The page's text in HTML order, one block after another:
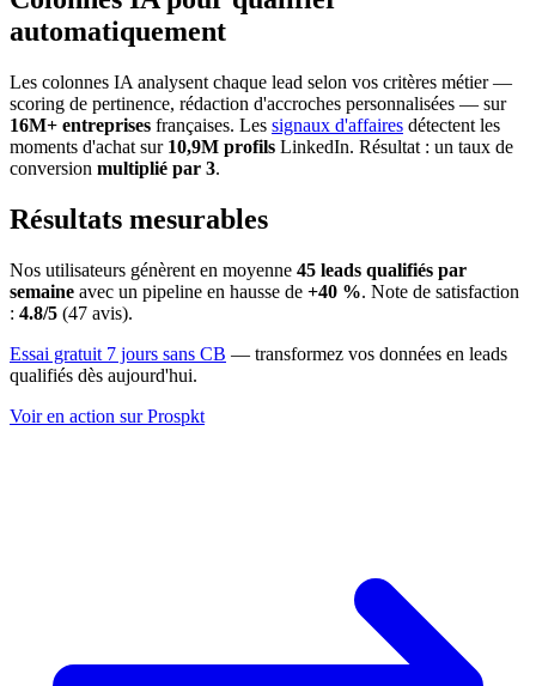
automatiquement
Les colonnes IA analysent chaque lead selon vos critères métier —
scoring de pertinence, rédaction d'accroches personnalisées — sur
16M+ entreprises françaises. Les signaux d'affaires détectent les
moments d'achat sur 10,9M profils LinkedIn. Résultat : un taux de
conversion multiplié par 3.
Résultats mesurables
Nos utilisateurs génèrent en moyenne 45 leads qualifiés par
semaine avec un pipeline en hausse de +40 %. Note de satisfaction
: 4.8/5 (47 avis).
Essai gratuit 7 jours sans CB — transformez vos données en leads
qualifiés dès aujourd'hui.
Voir en action sur Prospkt